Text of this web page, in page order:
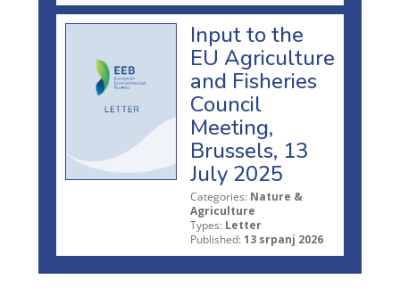
Input to the
EU Agriculture
and Fisheries
Council
Meeting,
Brussels, 13
July 2025
Categories: Nature &
Agriculture
Types: Letter
Published: 13 srpanj 2026